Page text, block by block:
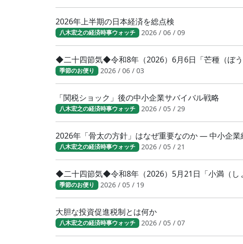
2026年上半期の日本経済を総点検
八木宏之の経済時事ウォッチ 2026 / 06 / 09
◆二十四節気◆令和8年（2026）6月6日「芒種（ぼ
季節のお便り 2026 / 06 / 03
「関税ショック」後の中小企業サバイバル戦略
八木宏之の経済時事ウォッチ 2026 / 05 / 29
2026年「骨太の方針」はなぜ重要なのか ― 中小企
八木宏之の経済時事ウォッチ 2026 / 05 / 21
◆二十四節気◆令和8年（2026）5月21日「小満（
季節のお便り 2026 / 05 / 19
大胆な投資促進税制とは何か
八木宏之の経済時事ウォッチ 2026 / 05 / 07